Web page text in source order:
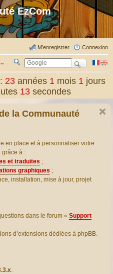
EzCom
Connexion
M’enregistrer
& traduites
ec
ch
er
23 années1 mois1 jours
14 secondes
la Communauté
en place et à personnaliser votre
grâce à :
et traduites ;
graphiques ;
installation, mise à jour, projet
dans le forum « Support
d’extensions dédiées à phpBB.
.